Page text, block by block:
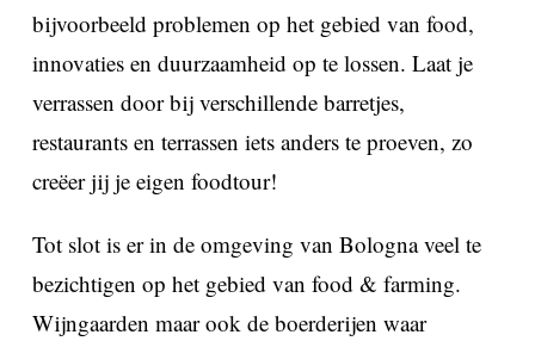
bijvoorbeeld problemen op het gebied van food,
innovaties en duurzaamheid op te lossen. Laat je
verrassen door bij verschillende barretjes,
restaurants en terrassen iets anders te proeven, zo
creëer jij je eigen foodtour!
Tot slot is er in de omgeving van Bologna veel te
bezichtigen op het gebied van food & farming.
Wijngaarden maar ook de boerderijen waar